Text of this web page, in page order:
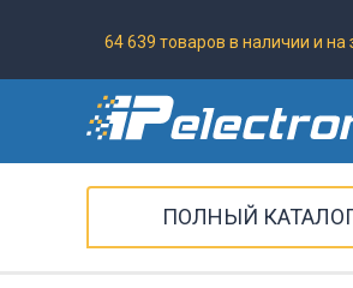
64 639 товаров в наличии и на
ПОЛНЫЙ